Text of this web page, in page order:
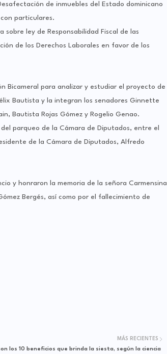
de inmuebles del Estado dominicano
particulares.
ley de Responsabilidad Fiscal de las
de los Derechos Laborales en favor de los
Bicameral para analizar y estudiar el proyecto de
Bautista y la integran los senadores Ginnette
Bautista Rojas Gómez y Rogelio Genao.
parqueo de la Cámara de Diputados, entre el
de la Cámara de Diputados, Alfredo
y honraron la memoria de la señora Carmensina
Bergés, así como por el fallecimiento de
MÁS RECIENTES
los 10 beneficios que brinda la siesta, según la ciencia